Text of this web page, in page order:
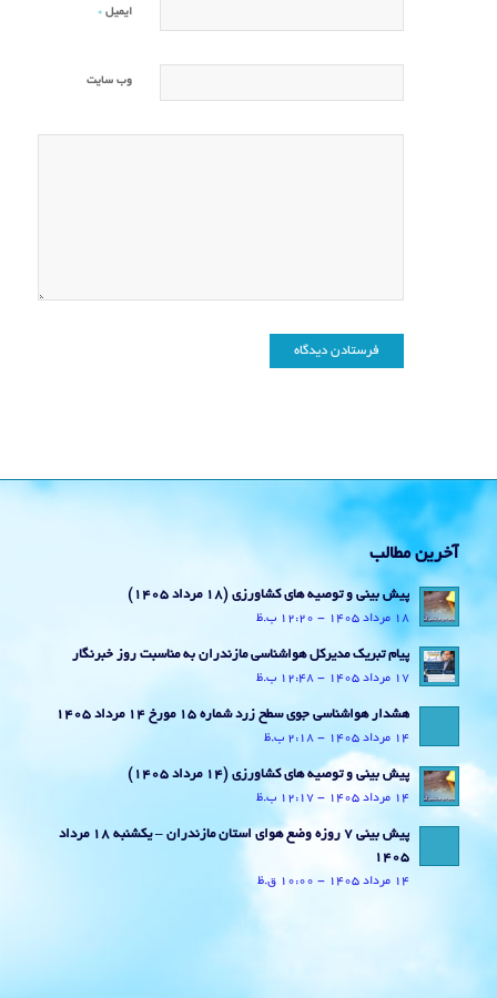
ایمیل *
وب‌ سایت
آخرین مطالب
پیش بینی و توصیه های کشاورزی (18 مرداد ۱۴۰۵)
18 مرداد 1405 - 12:20 ب.ظ
پیام تبریک مدیرکل هواشناسی مازندران به مناسبت روز خبرنگار
17 مرداد 1405 - 12:48 ب.ظ
هشدار هواشناسی جوی سطح زرد شماره 15 مورخ 14 مرداد 1405
14 مرداد 1405 - 2:18 ب.ظ
پیش بینی و توصیه های کشاورزی (14 مرداد ۱۴۰۵)
14 مرداد 1405 - 12:17 ب.ظ
پیش بینی 7 روزه وضع هوای استان مازندران – یکشنبه 18 مرداد
1405
14 مرداد 1405 - 10:00 ق.ظ